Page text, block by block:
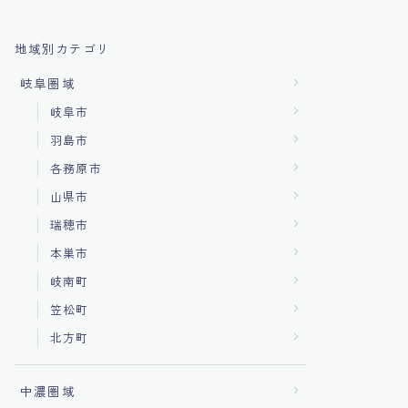
地域別カテゴリ
岐阜圏域
岐阜市
羽島市
各務原市
山県市
瑞穂市
本巣市
岐南町
笠松町
北方町
中濃圏域